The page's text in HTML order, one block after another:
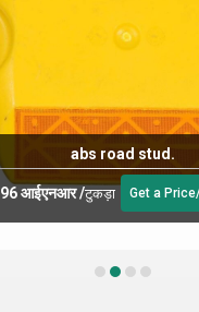
abs road stud.
96 आईएनआर/टुकड़ा Get a